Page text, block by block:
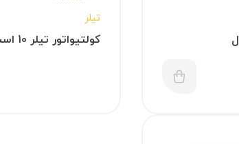
تیلر
کولتیواتور تیلر 10 اسب اگرو دیزلی